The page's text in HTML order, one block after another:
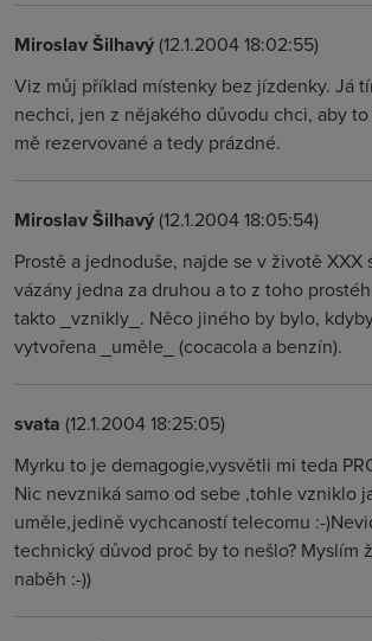
Miroslav Šilhavý(12.1.2004 18:02:55)
Viz můj příklad místenky bez jízdenky. Já
nechci, jen z nějakého důvodu chci, aby
mě rezervované a tedy prázdné.
Miroslav Šilhavý(12.1.2004 18:05:54)
Prostě a jednoduše, najde se v životě XXX
vázány jedna za druhou a to z toho
takto _vznikly_. Něco jiného by bylo,
vytvořena _uměle_ (cocacola a benzín).
svata (12.1.2004 18:25:05)
Myrku to je demagogie,vysvětli mi teda
Nic nevzniká samo od sebe ,tohle vzniklo
uměle,jedině vychcaností telecomu :-
technický důvod proč by to nešlo? Myslím
naběh :-))